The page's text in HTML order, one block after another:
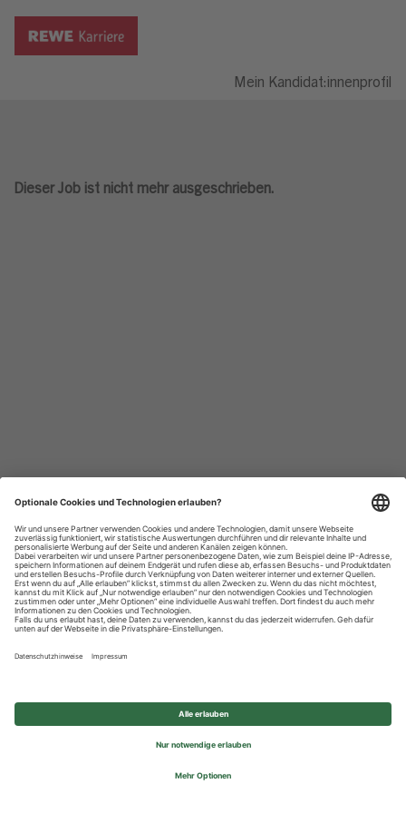
Mein Kandidat:innenprofil
Dieser Job ist nicht mehr ausgeschrieben.
Datenschutzhinweise
Impressum
Privatsphäre-Einstellungen
© 2026 REWE Group - All rights reserved